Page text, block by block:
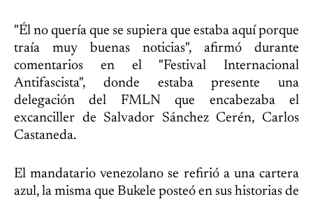
"Él no quería que se supiera que estaba aquí porque
traía muy buenas noticias", afirmó durante
comentarios en el "Festival Internacional
Antifascista", donde estaba presente una
delegación del FMLN que encabezaba el
excanciller de Salvador Sánchez Cerén, Carlos
Castaneda.
El mandatario venezolano se refirió a una cartera
azul, la misma que Bukele posteó en sus historias de